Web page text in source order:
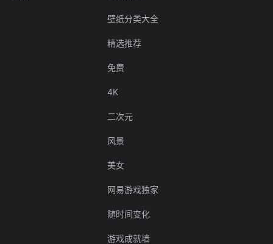
壁纸分类大全
精选推荐
免费
4K
二次元
风景
美女
网易游戏独家
随时间变化
游戏成就墙